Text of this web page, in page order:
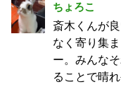
ちょろこ
斎木くんが
なく寄り集
ー。みんな
ることで晴